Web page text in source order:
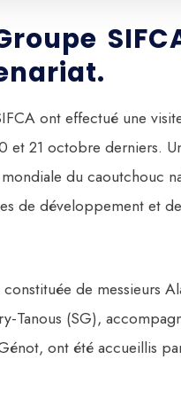
ont effectué une
et 21 octobre derniers.
du caoutchouc
de développement et
de messieurs
Tanous (SG),
ont été accueillis